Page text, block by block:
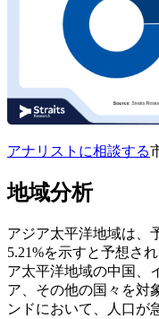
アナリストに相談する
地域分析
アジア太平洋地域は、
5.21%を示すと予想さ
ア太平洋地域の中国、
ア、その他の国々を対
ンドにおいて、人口が